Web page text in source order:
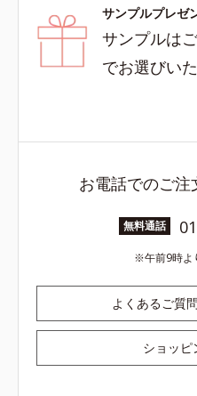
サンプルプレゼ
サンプルは
でお選びい
お電話でのご
無料通話
午前9時よ
よくあるご質
ショッピ